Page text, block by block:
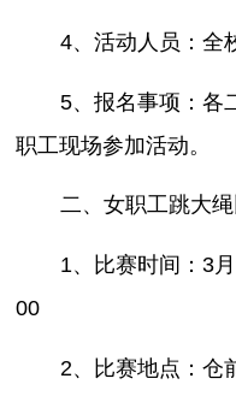
4、活动人员：全
5、报名事项：各
职工现场参加活动。
二、女职工跳大
1、比赛时间：3
00
2、比赛地点：仓